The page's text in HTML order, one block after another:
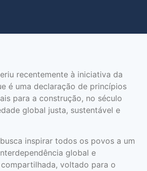
recentemente à iniciativa da
é uma declaração de princípios
para a construção, no século
global justa, sustentável e
inspirar todos os povos a um
global e
voltado para o